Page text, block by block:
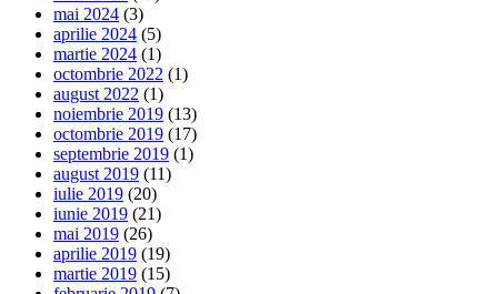
mai 2024 (3)
aprilie 2024 (5)
martie 2024 (1)
octombrie 2022 (1)
august 2022 (1)
noiembrie 2019 (13)
octombrie 2019 (17)
septembrie 2019 (1)
august 2019 (11)
iulie 2019 (20)
iunie 2019 (21)
mai 2019 (26)
aprilie 2019 (19)
martie 2019 (15)